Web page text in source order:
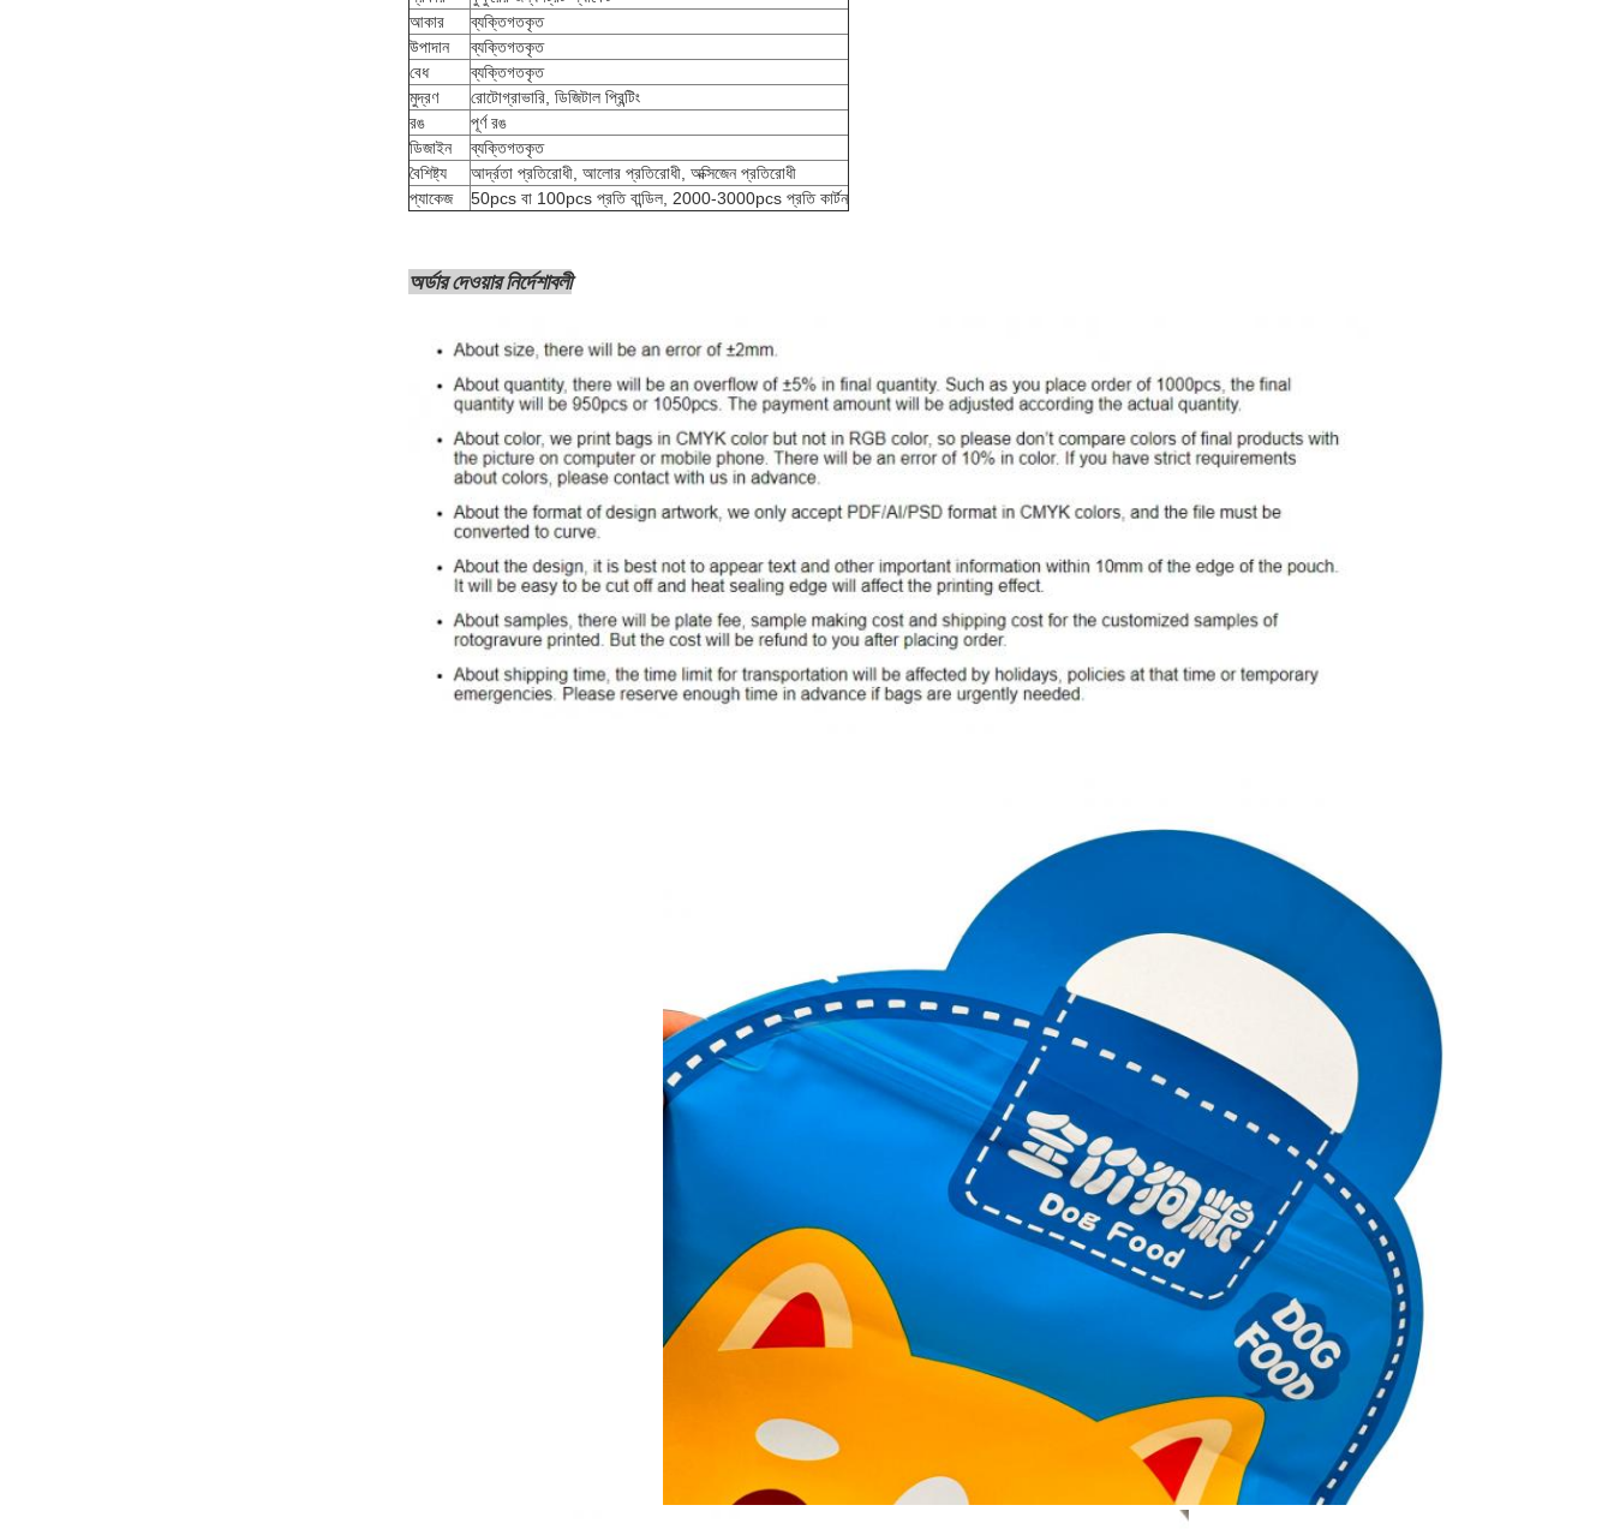
আকার
ব্যক্তিগতকৃত
উপাদান
ব্যক্তিগতকৃত
বেধ
ব্যক্তিগতকৃত
মুদ্রণ
রোটোগ্রাভারি, ডিজিটাল প্রিন্টিং
রঙ
পূর্ণ রঙ
ডিজাইন
ব্যক্তিগতকৃত
বৈশিষ্ট্য
আর্দ্রতা প্রতিরোধী, আলোর প্রতিরোধী, অক্সিজেন প্রতিরোধী
প্যাকেজ
50pcs বা 100pcs প্রতি বান্ডিল, 2000-3000pcs প্রতি কার্টন
অর্ডার দেওয়ার নির্দেশাবলী